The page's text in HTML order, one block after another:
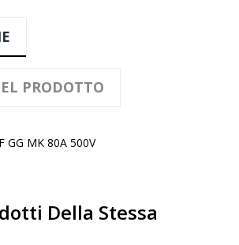
PRODOTTO
GG MK 80A 500V
Della Stessa